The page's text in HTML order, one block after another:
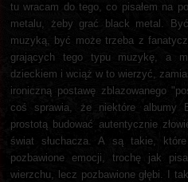
tu wracam do tego, co pisałem na
metalu, żeby grać black metal.
muzyką, być może trzeba z
grających tego typu muzykę, a
dzieckiem i wciąż w to wierzyć,
ironiczną postawę zblazowanego
coś sprawia, że niektóre albumy
prostotą budować autentycznie
świat słuchacza. A są takie,
pozbawione emocji, trochę jak
wierzchu, lecz pozbawione głębi. I